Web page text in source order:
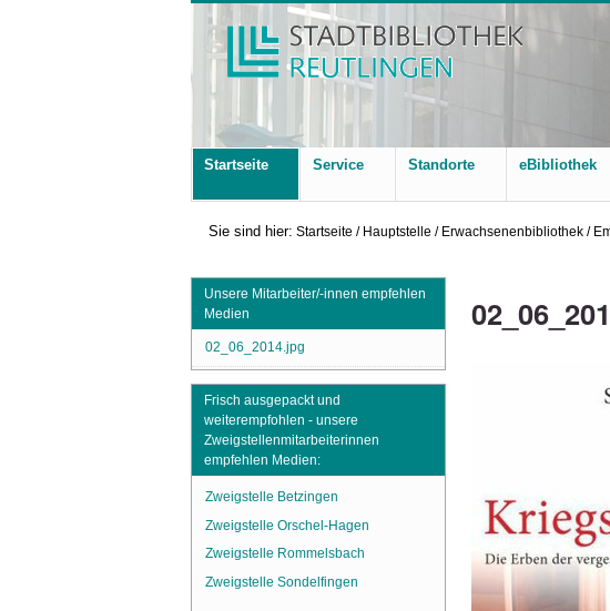
Startseite Service Standorte eBibliothek
Sie sind hier: Startseite / Hauptstelle / Erwachsenenbibliothek /
Unsere Mitarbeiter/-innen empfehlen
Medien
02_06_2014.jpg
Frisch ausgepackt und
weiterempfohlen - unsere
Zweigstellenmitarbeiterinnen
empfehlen Medien:
Zweigstelle Betzingen
Zweigstelle Orschel-Hagen
Zweigstelle Rommelsbach
Zweigstelle Sondelfingen